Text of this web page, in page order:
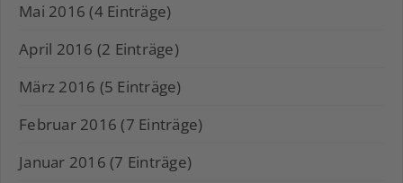
Mai 2016 (4 Einträge)
April 2016 (2 Einträge)
März 2016 (5 Einträge)
Februar 2016 (7 Einträge)
Januar 2016 (7 Einträge)